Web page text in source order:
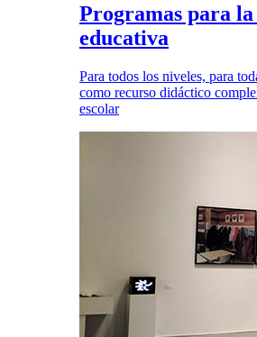
Programas para
educativa
Para todos los niveles, para
como recurso didáctico
escolar